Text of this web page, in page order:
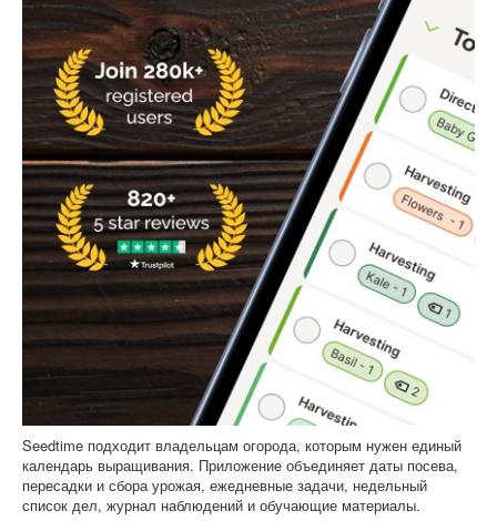
Seedtime подходит владельцам огорода, которым нужен единый
календарь выращивания. Приложение объединяет даты посева,
пересадки и сбора урожая, ежедневные задачи, недельный
список дел, журнал наблюдений и обучающие материалы.